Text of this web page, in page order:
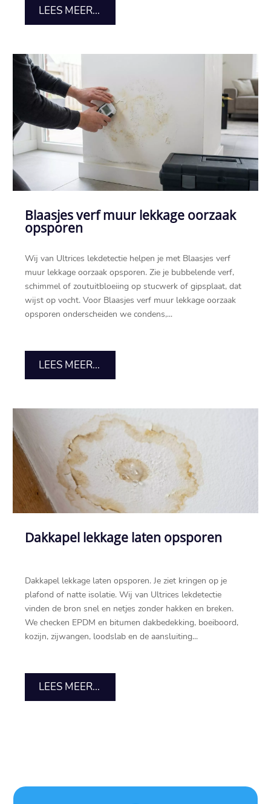
LEES MEER...
Blaasjes verf muur lekkage oorzaak
opsporen
Wij van Ultrices lekdetectie helpen je met Blaasjes verf
muur lekkage oorzaak opsporen.​ Zie je bubbelende verf,
schimmel of zoutuitbloeiing op stucwerk of gipsplaat, dat
wijst op vocht.​ Voor Blaasjes verf muur lekkage oorzaak
opsporen onderscheiden we condens,...
LEES MEER...
Dakkapel lekkage laten opsporen
Dakkapel lekkage laten opsporen.​ Je ziet kringen op je
plafond of natte isolatie.​ Wij van Ultrices lekdetectie
vinden de bron snel en netjes zonder hakken en breken.​
We checken EPDM en bitumen dakbedekking, boeiboord,
kozijn, zijwangen, loodslab en de aansluiting...
LEES MEER...